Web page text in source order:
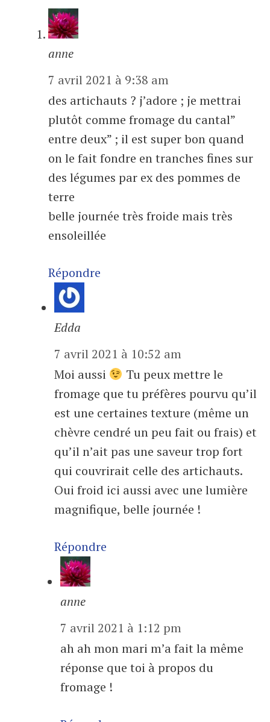
anne
7 avril 2021 à 9:38 am
des artichauts ? j’adore ; je mettrai
plutôt comme fromage du cantal”
entre deux” ; il est super bon quand
on le fait fondre en tranches fines sur
des légumes par ex des pommes de
terre
belle journée très froide mais très
ensoleillée
Répondre
Edda
7 avril 2021 à 10:52 am
Moi aussi
Tu peux mettre le
fromage que tu préfères pourvu qu’il
est une certaines texture (même un
chèvre cendré un peu fait ou frais) et
qu’il n’ait pas une saveur trop fort
qui couvrirait celle des artichauts.
Oui froid ici aussi avec une lumière
magnifique, belle journée !
Répondre
anne
7 avril 2021 à 1:12 pm
ah ah mon mari m’a fait la même
réponse que toi à propos du
fromage !